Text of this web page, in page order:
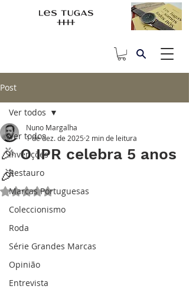
Post
Ver todos
Invenções
Restauro
Marcas Portuguesas
Coleccionismo
Roda
Série Grandes Marcas
Opinião
Entrevista
Ver todos
🎉 O IPR celebra 5 anos
🎉
Nuno Margalha
1 de dez. de 2025 2 min de leitura
Avaliado com NaN de 5 estrelas.